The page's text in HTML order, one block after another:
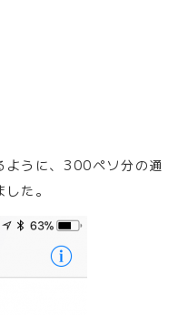
ように、300ペソ分の通
た。